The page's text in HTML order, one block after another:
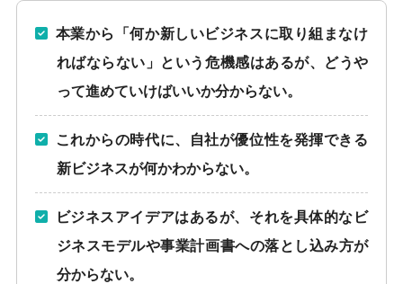
本業から「何か新しいビジネスに取り組まなけ
ればならない」という危機感はあるが、どうや
って進めていけばいいか分からない。
これからの時代に、自社が優位性を発揮できる
新ビジネスが何かわからない。
ビジネスアイデアはあるが、それを具体的なビ
ジネスモデルや事業計画書への落とし込み方が
分からない。